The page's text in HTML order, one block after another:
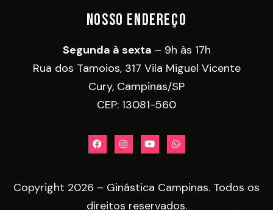
NOSSO ENDEREÇO
Segunda à sexta – 9h às 17h
Rua dos Tamoios, 317 Vila Miguel Vicente
Cury, Campinas/SP
CEP: 13081-560
Copyright 2026 – Ginástica Campinas. Todos os
direitos reservados.